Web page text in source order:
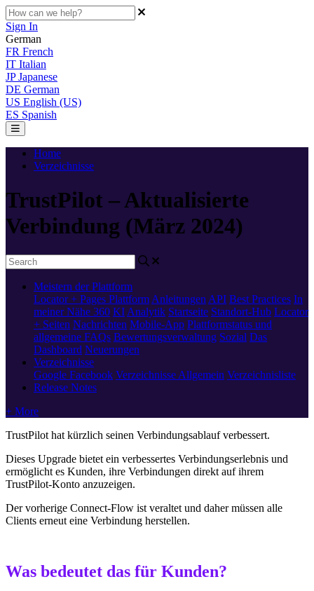
Sign In
German
FR French
IT Italian
JP Japanese
DE German
US English (US)
ES Spanish
Home
Verzeichnisse
TrustPilot – Aktualisierte
Verbindung (März 2024)
Meistern der Plattform
Locator + Pages Plattform Anleitungen API Best Practices In
meiner Nähe 360 KI Analytik Startseite Standort-Hub Locator
+ Seiten Nachrichten Mobile-App Plattformstatus und
allgemeine FAQs Bewertungsverwaltung Sozial Das
Dashboard Neuerungen
Verzeichnisse
Google Facebook Verzeichnisse Allgemein Verzeichnisliste
Release Notes
+ More
TrustPilot hat kürzlich seinen Verbindungsablauf verbessert.
Dieses Upgrade bietet ein verbessertes Verbindungserlebnis und
ermöglicht es Kunden, ihre Verbindungen direkt auf ihrem
TrustPilot-Konto anzuzeigen.
Der vorherige Connect-Flow ist veraltet und daher müssen alle
Clients erneut eine Verbindung herstellen.
Was bedeutet das für Kunden?